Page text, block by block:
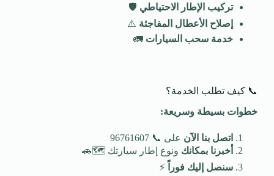
تركيب الإطار الاحتياطي 🛡️
إصلاح الأعطال المفاجئة ⚠️
خدمة سحب السيارات 🚛
📞 كيف تطلب الخدمة؟
خطوات بسيطة وسريعة:
اتصل بنا الآن على 📞 96761607
أخبرنا بمكانك ونوع إطار سيارتك 🗺️🚗
سنصل إليك فوراً
⚡